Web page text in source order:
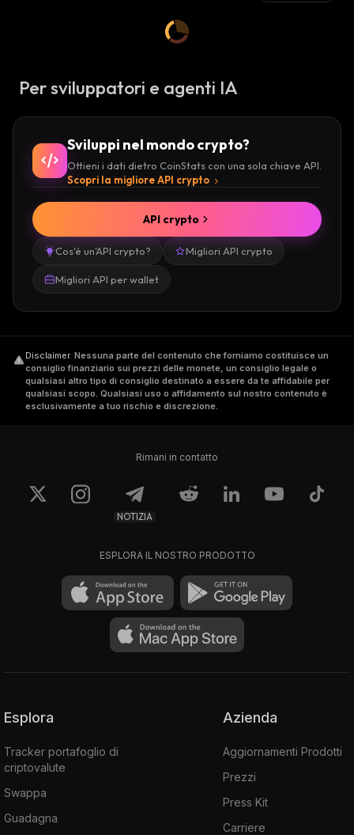
Per sviluppatori e agenti IA
Sviluppi nel mondo crypto?
Ottieni i dati dietro CoinStats con una sola chiave API.
Scopri la migliore API crypto
Cos'è un'API crypto? Migliori API crypto
Migliori API per wallet
API crypto
Disclaimer. Nessuna parte del contenuto che forniamo costituisce un
consiglio finanziario sui prezzi delle monete, un consiglio legale o
qualsiasi altro tipo di consiglio destinato a essere da te affidabile per
qualsiasi scopo. Qualsiasi uso o affidamento sul nostro contenuto è
esclusivamente a tuo rischio e discrezione.
Rimani in contatto
NOTIZIA
ESPLORA IL NOSTRO PRODOTTO
Esplora
Tracker portafoglio di
criptovalute
Swappa
Guadagna
Azienda
Aggiornamenti Prodotti
Prezzi
Press Kit
Carriere